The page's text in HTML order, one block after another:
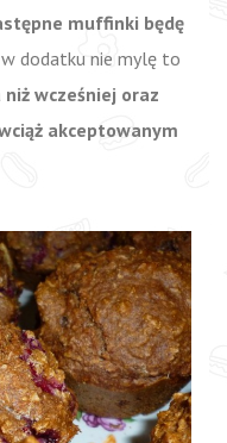
muffinki będę
w dodatku nie mylę to
wcześniej oraz
akceptowanym